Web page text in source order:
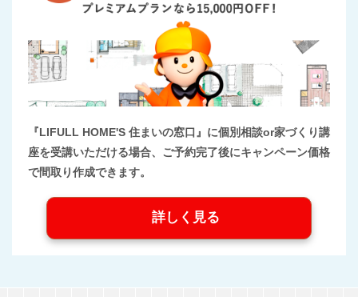
『LIFULL HOME'S 住まいの窓口』に個別相談or家づくり講
座を受講いただける場合、ご予約完了後にキャンペーン価格
で間取り作成できます。
詳しく見る